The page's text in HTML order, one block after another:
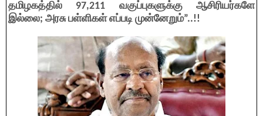
தமிழகத்தில் 97,211 வகுப்புகளுக்கு ஆசிரியர்களே
இல்லை; அரசு பள்ளிகள் எப்படி முன்னேறும்”..!!